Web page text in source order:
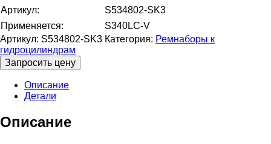
Артикул:
S534802-SK3
Применяется:
S340LC-V
Артикул: S534802-SK3 Категория: Ремнаборы к
гидроцилиндрам
Запросить цену
Описание
Детали
Описание